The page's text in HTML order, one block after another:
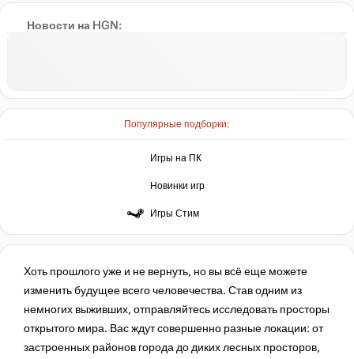
Новости на HGN:
Популярные подборки:
Игры на ПК
Новинки игр
Игры Стим
Хоть прошлого уже и не вернуть, но вы всё еще можете
изменить будущее всего человечества. Став одним из
немногих выживших, отправляйтесь исследовать просторы
открытого мира. Вас ждут совершенно разные локации: от
застроенных районов города до диких лесных просторов,